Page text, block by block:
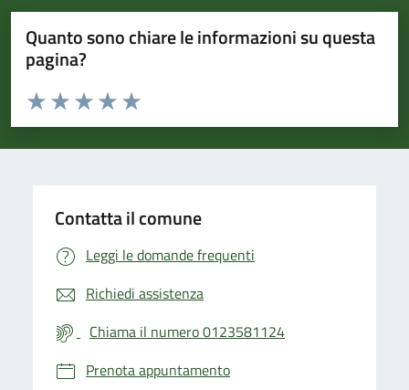
Quanto sono chiare le informazioni su questa
pagina?
Valuta da 1 a 5 stelle la pagina
Valuta 5 stelle su 5
Valuta 4 stelle su 5
Valuta 3 stelle su 5
Valuta 2 stelle su 5
Valuta 1 stelle su 5
Contatta il comune
Leggi le domande frequenti
Richiedi assistenza
Chiama il numero 0123581124
Prenota appuntamento